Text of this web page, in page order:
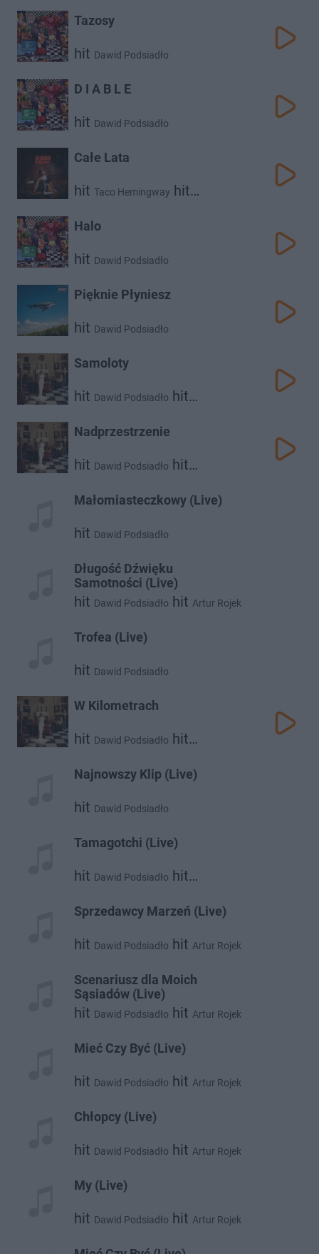
Tazosy
hit Dawid Podsiadło
D I A B L E
hit Dawid Podsiadło
Całe Lata
hit Taco Hemingway hit
Halo
hit Dawid Podsiadło
Pięknie Płyniesz
hit Dawid Podsiadło
Samoloty
hit Dawid Podsiadło hit
Nadprzestrzenie
hit Dawid Podsiadło hit
Małomiasteczkowy (Live)
hit Dawid Podsiadło
Długość Dźwięku
Samotności (Live)
hit Dawid Podsiadło hit Artur Rojek
Trofea (Live)
hit Dawid Podsiadło
W Kilometrach
hit Dawid Podsiadło hit
Najnowszy Klip (Live)
hit Dawid Podsiadło
Tamagotchi (Live)
hit Dawid Podsiadło hit
Sprzedawcy Marzeń (Live)
hit Dawid Podsiadło hit Artur Rojek
Scenariusz dla Moich
Sąsiadów (Live)
hit Dawid Podsiadło hit Artur Rojek
Mieć Czy Być (Live)
hit Dawid Podsiadło hit Artur Rojek
Chłopcy (Live)
hit Dawid Podsiadło hit Artur Rojek
My (Live)
hit Dawid Podsiadło hit Artur Rojek